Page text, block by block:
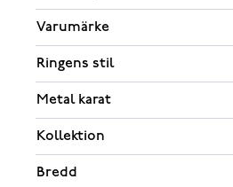
Varumärke
Ringens stil
Metal karat
Kollektion
Bredd